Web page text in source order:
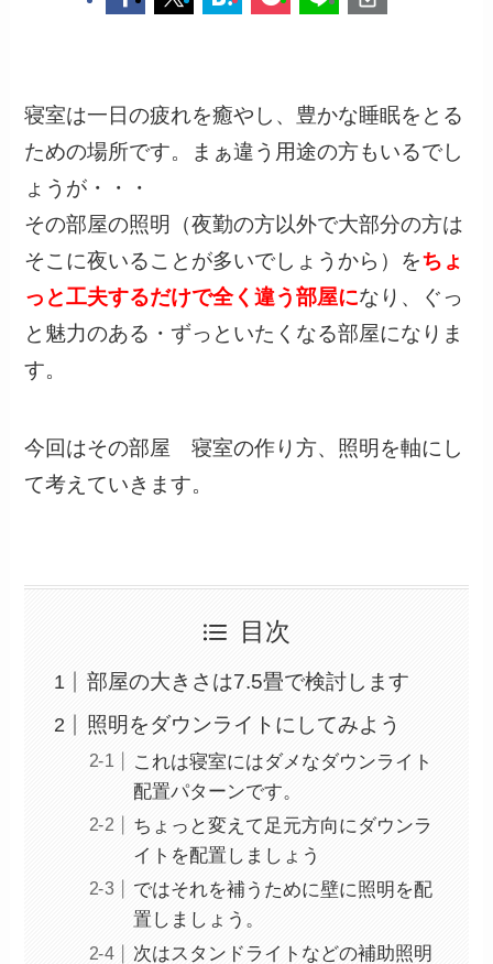
寝室は一日の疲れを癒やし、豊かな睡眠をとる
ための場所です。まぁ違う用途の方もいるでし
ょうが・・・
その部屋の照明（夜勤の方以外で大部分の方は
そこに夜いることが多いでしょうから）をちょ
っと工夫するだけで全く違う部屋になり、ぐっ
と魅力のある・ずっといたくなる部屋になりま
す。
今回はその部屋 寝室の作り方、照明を軸にし
て考えていきます。
目次
部屋の大きさは7.5畳で検討します
照明をダウンライトにしてみよう
これは寝室にはダメなダウンライト
配置パターンです。
ちょっと変えて足元方向にダウンラ
イトを配置しましょう
ではそれを補うために壁に照明を配
置しましょう。
次はスタンドライトなどの補助照明